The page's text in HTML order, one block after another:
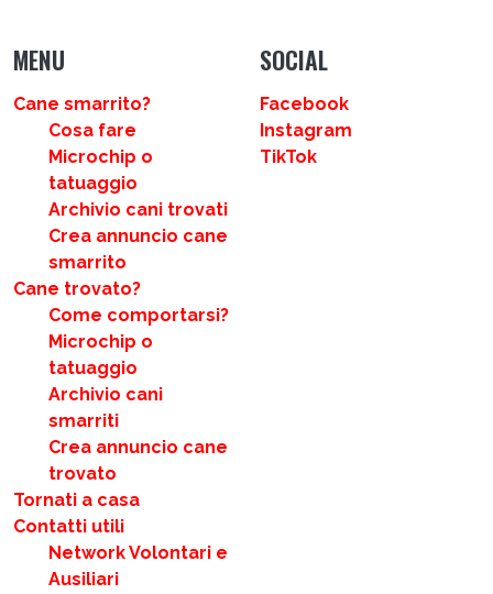
MENU
Cane smarrito?
Cosa fare
Microchip o
tatuaggio
Archivio cani trovati
Crea annuncio cane
smarrito
Cane trovato?
Come comportarsi?
Microchip o
tatuaggio
Archivio cani
smarriti
Crea annuncio cane
trovato
Tornati a casa
Contatti utili
Network Volontari e
Ausiliari
SOCIAL
Facebook
Instagram
TikTok